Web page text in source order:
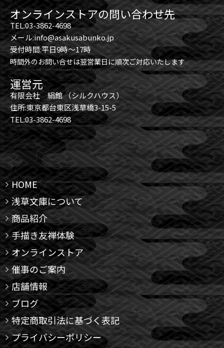
オンラインストアの問い合わせ先
TEL:03-3862-4698
メール:info@asakusabunko.jp
受付時間:平日9時～17時
時間外のお問い合せは翌営業日に順次ご対応いたします
運営元
有限会社 絹館 （シルクハウス）
住所:東京都台東区浅草橋3-15-5
TEL:03-3862-4698
HOME
浅草文庫について
商品紹介
手描き友禅体験
オンラインストア
催事のご案内
店舗情報
ブログ
特定商取引法に基づく表記
プライバシーポリシー